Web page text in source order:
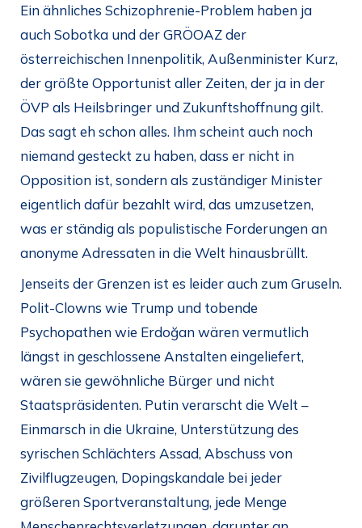
Ein ähnliches Schizophrenie-Problem haben ja
auch Sobotka und der GRÖOAZ der
österreichischen Innenpolitik, Außenminister Kurz,
der größte Opportunist aller Zeiten, der ja in der
ÖVP als Heilsbringer und Zukunftshoffnung gilt.
Das sagt eh schon alles. Ihm scheint auch noch
niemand gesteckt zu haben, dass er nicht in
Opposition ist, sondern als zuständiger Minister
eigentlich dafür bezahlt wird, das umzusetzen,
was er ständig als populistische Forderungen an
anonyme Adressaten in die Welt hinausbrüllt.
Jenseits der Grenzen ist es leider auch zum Gruseln.
Polit-Clowns wie Trump und tobende
Psychopathen wie Erdoğan wären vermutlich
längst in geschlossene Anstalten eingeliefert,
wären sie gewöhnliche Bürger und nicht
Staatspräsidenten. Putin verarscht die Welt –
Einmarsch in die Ukraine, Unterstützung des
syrischen Schlächters Assad, Abschuss von
Zivilflugzeugen, Dopingskandale bei jeder
größeren Sportveranstaltung, jede Menge